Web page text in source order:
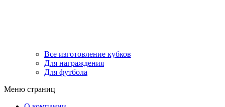
Все изготовление кубков
Для награждения
Для футбола
Меню страниц